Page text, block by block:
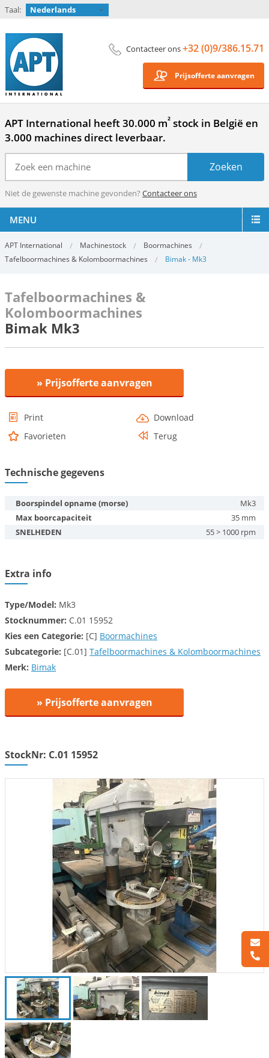
Taal: Nederlands
Contacteer ons+32 (0)9/386.15.71
Prijsofferte aanvragen
APT International heeft 30.000 m² stock in België en
3.000 machines direct leverbaar.
Niet de gewenste machine gevonden? Contacteer ons
MENU
APT International Machinestock
Boormachines
Tafelboormachines & Kolomboormachines
Bimak - Mk3
Tafelboormachines &
Kolomboormachines
Bimak Mk3
» Prijsofferte aanvragen
Print
Download
Favorieten
Terug
Technische gegevens
Boorspindel opname (morse)
Mk3
Max boorcapaciteit
35 mm
SNELHEDEN
55 > 1000 rpm
Extra info
Type/Model: Mk3
Stocknummer: C.01 15952
Kies een Categorie: [C] Boormachines
Subcategorie: [C.01] Tafelboormachines & Kolomboormachines
Merk: Bimak
» Prijsofferte aanvragen
StockNr: C.01 15952